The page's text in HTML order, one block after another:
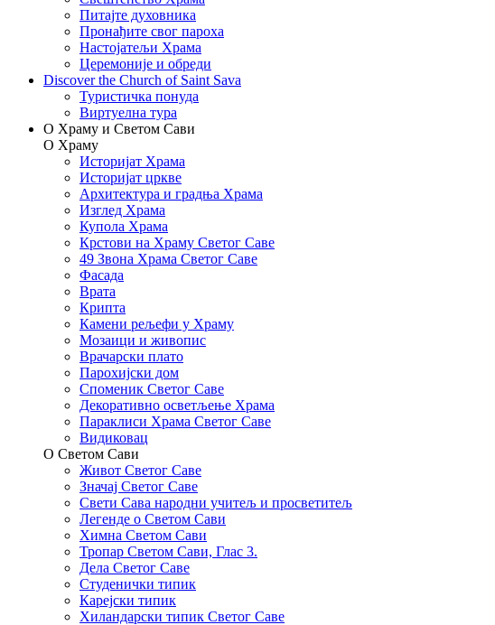
Питајте духовника
Пронађите свог пароха
Настојатељи Храма
Церемоније и обреди
Discover the Church of Saint Sava
Туристичка понуда
Виртуелна тура
О Храму и Светом Сави
О Храму
Историјат Храма
Историјат цркве
Архитектура и градња Храма
Изглед Храма
Купола Храма
Крстови на Храму Светог Саве
49 Звона Храма Светог Саве
Фасада
Врата
Крипта
Камени рељефи у Храму
Мозаици и живопис
Врачарски плато
Парохијски дом
Споменик Светог Саве
Декоративно осветљење Храма
Параклиси Храма Светог Саве
Видиковац
О Светом Сави
Живот Светог Саве
Значај Светог Саве
Свети Сава народни учитељ и просветитељ
Легенде о Светом Сави
Химна Светом Сави
Тропар Светом Сави, Глас 3.
Дела Светог Саве
Студенички типик
Карејски типик
Хиландарски типик Светог Саве